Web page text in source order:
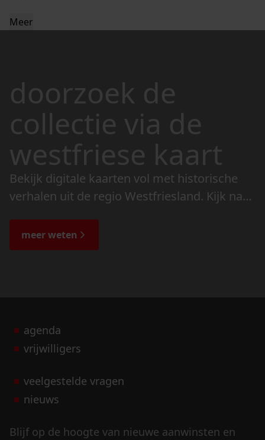
Meer
doorzoek de
collectie via de
westfriese kaart
Bekijk digitale kaarten vol met historische
verhalen uit de regio Westfriesland. Kijk naar
de bijzondere verhalen.
meer weten
agenda
vrijwilligers
veelgestelde vragen
nieuws
Blijf op de hoogte van nieuwe aanwinsten en